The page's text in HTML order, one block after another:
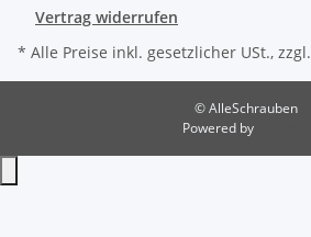
Vertrag widerrufen
* Alle Preise inkl. gesetzlicher USt., zzgl.
© AlleSchrauben
Powered by